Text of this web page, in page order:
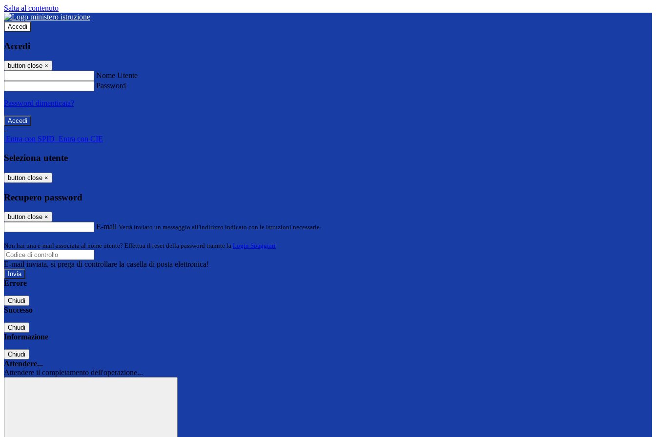
Salta al contenuto
Accedi
Accedi
button close ×
Nome Utente
Password
Password dimenticata?
-
Entra con SPID Entra con CIE
Seleziona utente
button close ×
Recupero password
button close ×
E-mail Verrà inviato un messaggio all'indirizzo indicato con le istruzioni necessarie.
Non hai una e-mail associata al nome utente? Effettua il reset della password tramite la Login Spaggiari
E-mail inviata, si prega di controllare la casella di posta elettronica!
Errore
Chiudi
Successo
Chiudi
Informazione
Chiudi
Attendere...
Attendere il completamento dell'operazione...